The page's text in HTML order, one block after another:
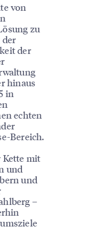
von
zu
der
der
hinaus
in
echten
Bereich.
Kette mit
und
und
–